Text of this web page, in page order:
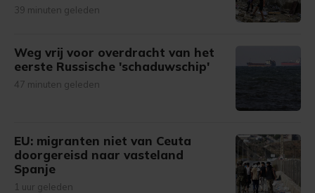
39 minuten geleden
Weg vrij voor overdracht van het
eerste Russische 'schaduwschip'
47 minuten geleden
EU: migranten niet van Ceuta
doorgereisd naar vasteland
Spanje
1 uur geleden